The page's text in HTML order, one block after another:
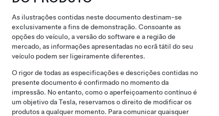
As ilustrações contidas neste documento destinam-se
exclusivamente a fins de demonstração. Consoante as
opções do veículo, a versão do software e a região de
mercado, as informações apresentadas no ecrã tátil do seu
veículo podem ser ligeiramente diferentes.
O rigor de todas as especificações e descrições contidas no
presente documento é confirmado no momento da
impressão. No entanto, como o aperfeiçoamento contínuo é
um objetivo da Tesla, reservamos o direito de modificar os
produtos a qualquer momento. Para comunicar quaisquer